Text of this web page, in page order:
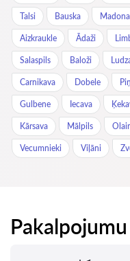
Talsi Bauska Madona
Aizkraukle Ādaži
Salaspils Baloži
Carnikava Dobele
Gulbene Iecava
Kārsava Mālpils
Vecumnieki Viļāni